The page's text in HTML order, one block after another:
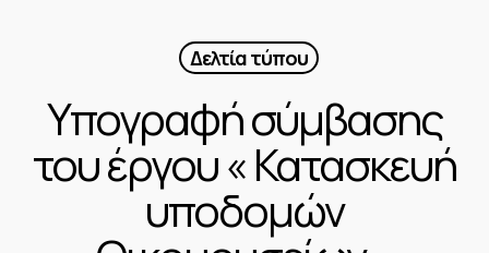
Δελτία τύπου
Υπογραφή σύμβασης
του έργου « Κατασκευή
υποδομών